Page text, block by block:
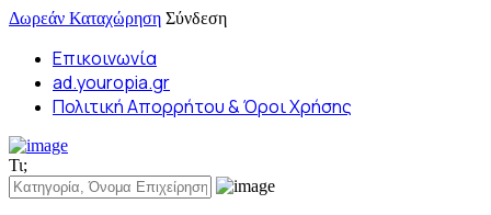
Δωρεάν Καταχώρηση Σύνδεση
Επικοινωνία
ad.youropia.gr
Πολιτική Απορρήτου & Όροι Χρήσης
Τι;